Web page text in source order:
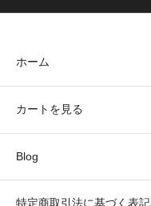
ホーム
カートを見る
Blog
特定商取引法に基づく表記